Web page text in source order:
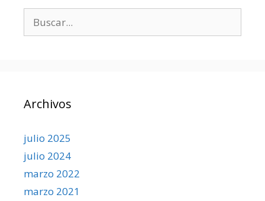
Archivos
julio 2025
julio 2024
marzo 2022
marzo 2021